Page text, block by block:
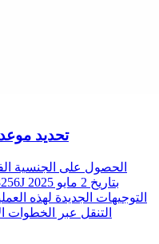
تحديد
الحصول على الجنسية
التوجيهات الجديدة لهذه
التنقل عبر الخطوات